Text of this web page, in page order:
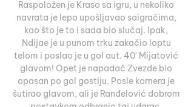
Raspoložen je Kraso sa igru, u nekoliko
navrata je lepo upošljavao saigračima,
kao što je to i sada bio slučaj. Ipak,
Ndijae je u punom trku zakačio loptu
telom i poslao je u gol aut. 40' Mijatović
glavom! Opet je napadač Zvezde bio
opasan po gol gostiju. Posle kornera je
šutirao glavom, ali je Ranđelović dobrom